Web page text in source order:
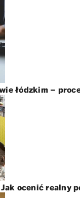
łódzkim –
ocenić realny